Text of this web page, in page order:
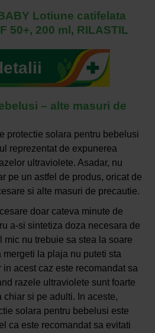
Lotiune catifelata
50+, 200 ml, RILASTIL
– alte masuri de
protectie solara pentru bebelusi
reprezentat de expunerea
ultraviolete. Asadar, nu
pe un astfel de produs, oricat de
si alte masuri de precautie.
doar cateva minute de
a-si sintetiza doza necesara de
mic nu trebuie sa stea la soare
mergeti la plaja nu puteti sta
acest caz este recomandat sa
razele ultraviolete sunt foarte
chiar si pe adulti. In aceste,
solara pentru bebelusi este
ca este recomandat sa evitati